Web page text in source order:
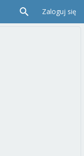
Zaloguj się